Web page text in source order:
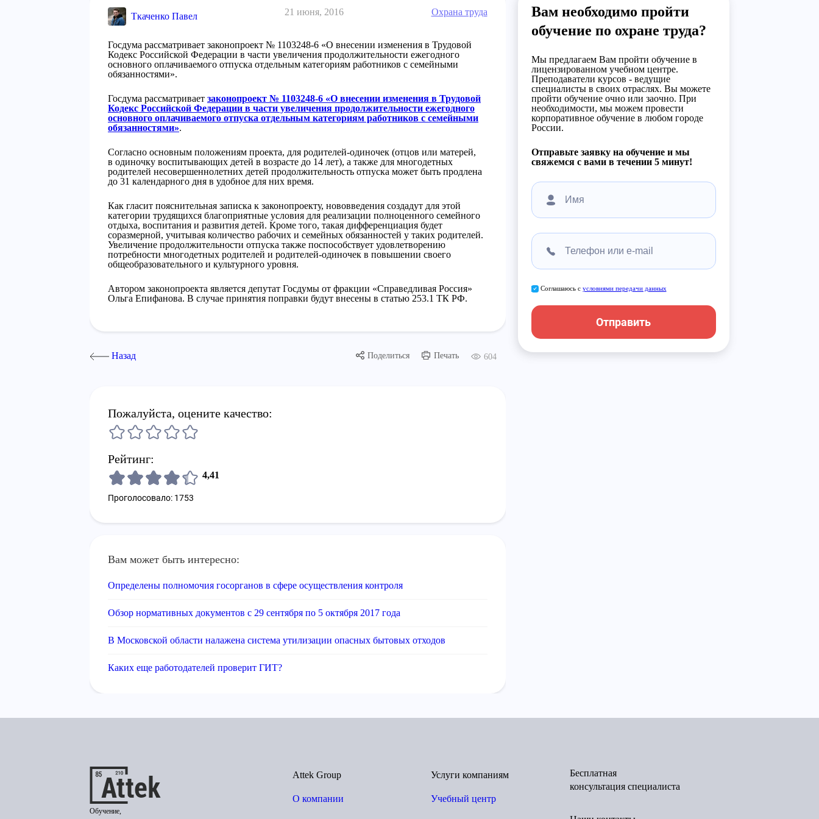
Ткаченко Павел 21 июня, 2016 Охрана труда
Госдума рассматривает законопроект № 1103248-6 «О внесении изменения в Трудовой
Кодекс Российской Федерации в части увеличения продолжительности ежегодного
основного оплачиваемого отпуска отдельным категориям работников с семейными
обязанностями».
Госдума рассматривает законопроект № 1103248-6 «О внесении изменения в Трудовой
Кодекс Российской Федерации в части увеличения продолжительности ежегодного
основного оплачиваемого отпуска отдельным категориям работников с семейными
обязанностями».
Согласно основным положениям проекта, для родителей-одиночек (отцов или матерей,
в одиночку воспитывающих детей в возрасте до 14 лет), а также для многодетных
родителей несовершеннолетних детей продолжительность отпуска может быть продлена
до 31 календарного дня в удобное для них время.
Как гласит пояснительная записка к законопроекту, нововведения создадут для этой
категории трудящихся благоприятные условия для реализации полноценного семейного
отдыха, воспитания и развития детей. Кроме того, такая дифференциация будет
соразмерной, учитывая количество рабочих и семейных обязанностей у таких родителей.
Увеличение продолжительности отпуска также поспособствует удовлетворению
потребности многодетных родителей и родителей-одиночек в повышении своего
общеобразовательного и культурного уровня.
Автором законопроекта является депутат Госдумы от фракции «Справедливая Россия»
Ольга Епифанова. В случае принятия поправки будут внесены в статью 253.1 ТК РФ.
Назад Поделиться Печать 604
Пожалуйста, оцените качество:
Рейтинг:
4,41
Проголосовало: 1753
Вам может быть интересно:
Определены полномочия госорганов в сфере осуществления контроля
Обзор нормативных документов с 29 сентября по 5 октября 2017 года
В Московской области налажена система утилизации опасных бытовых отходов
Каких еще работодателей проверит ГИТ?
Вам необходимо пройти
обучение по охране труда?
Мы предлагаем Вам пройти обучение в
лицензированном учебном центре.
Преподаватели курсов - ведущие
специалисты в своих отраслях. Вы можете
пройти обучение очно или заочно. При
необходимости, мы можем провести
корпоративное обучение в любом городе
России.
Отправьте заявку на обучение и мы
свяжемся с вами в течении 5 минут!
Соглашаюсь с условиями передачи данных
Отправить
Обучение,
Attek Group
О компании
Услуги компаниям
Учебный центр
Бесплатная
консультация специалиста